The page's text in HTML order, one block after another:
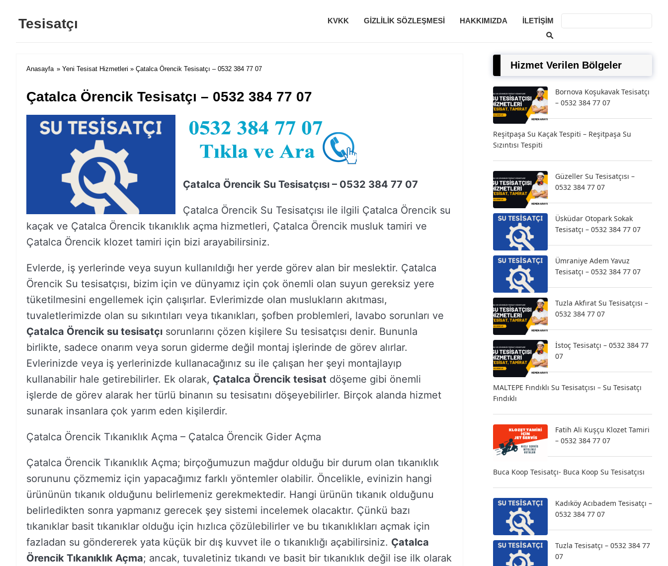
Tesisatçı KVKK GIZLILIK SÖZLEŞMESI HAKKIMIZDA İLETIŞIM
Anasayfa » Yeni Tesisat Hizmetleri » Çatalca Örencik Tesisatçı – 0532 384 77 07
Çatalca Örencik Tesisatçı – 0532 384 77 07
Çatalca Örencik Su Tesisatçısı – 0532 384 77 07
Çatalca Örencik Su Tesisatçısı ile ilgili Çatalca Örencik su
kaçak ve Çatalca Örencik tıkanıklık açma hizmetleri, Çatalca Örencik musluk tamiri ve
Çatalca Örencik klozet tamiri için bizi arayabilirsiniz.
Evlerde, iş yerlerinde veya suyun kullanıldığı her yerde görev alan bir meslektir. Çatalca
Örencik Su tesisatçısı, bizim için ve dünyamız için çok önemli olan suyun gereksiz yere
tüketilmesini engellemek için çalışırlar. Evlerimizde olan muslukların akıtması,
tuvaletlerimizde olan su sıkıntıları veya tıkanıkları, şofben problemleri, lavabo sorunları ve
Çatalca Örencik su tesisatçı sorunlarını çözen kişilere Su tesisatçısı denir. Bununla
birlikte, sadece onarım veya sorun giderme değil montaj işlerinde de görev alırlar.
Evlerinizde veya iş yerlerinizde kullanacağınız su ile çalışan her şeyi montajlayıp
kullanabilir hale getirebilirler. Ek olarak, Çatalca Örencik tesisat döşeme gibi önemli
işlerde de görev alarak her türlü binanın su tesisatını döşeyebilirler. Birçok alanda hizmet
sunarak insanlara çok yarım eden kişilerdir.
Çatalca Örencik Tıkanıklık Açma – Çatalca Örencik Gider Açma
Çatalca Örencik Tıkanıklık Açma; birçoğumuzun mağdur olduğu bir durum olan tıkanıklık
sorununu çözmemiz için yapacağımız farklı yöntemler olabilir. Öncelikle, evinizin hangi
ürününün tıkanık olduğunu belirlemeniz gerekmektedir. Hangi ürünün tıkanık olduğunu
belirledikten sonra yapmanız gerecek şey sistemi incelemek olacaktır. Çünkü bazı
tıkanıklar basit tıkanıklar olduğu için hızlıca çözülebilirler ve bu tıkanıklıkları açmak için
fazladan su göndererek yata küçük bir dış kuvvet ile o tıkanıklığı açabilirsiniz. Çatalca
Örencik Tıkanıklık Açma; ancak, tuvaletiniz tıkandı ve basit bir tıkanıklık değil ise ilk olarak
Hizmet Verilen Bölgeler
Bornova Koşukavak Tesisatçı
– 0532 384 77 07
Reşitpaşa Su Kaçak Tespiti – Reşitpaşa Su
Sızıntısı Tespiti
Güzeller Su Tesisatçısı –
0532 384 77 07
Üsküdar Otopark Sokak
Tesisatçı – 0532 384 77 07
Ümraniye Adem Yavuz
Tesisatçı – 0532 384 77 07
Tuzla Akfırat Su Tesisatçısı –
0532 384 77 07
İstoç Tesisatçı – 0532 384 77
07
MALTEPE Fındıklı Su Tesisatçısı – Su Tesisatçı
Fındıklı
Fatih Ali Kuşçu Klozet Tamiri
– 0532 384 77 07
Buca Koop Tesisatçı- Buca Koop Su Tesisatçısı
Kadıköy Acıbadem Tesisatçı –
0532 384 77 07
Tuzla Tesisatçı – 0532 384 77
07